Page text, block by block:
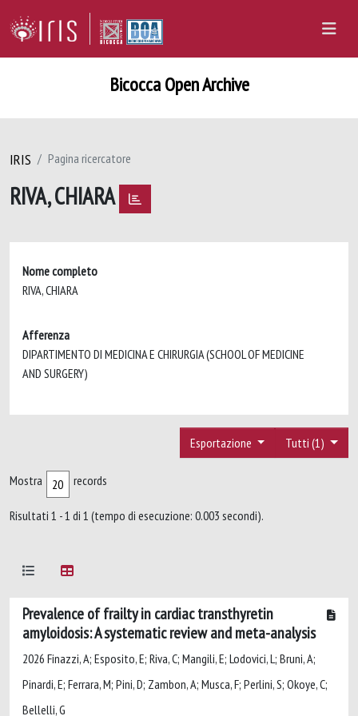
Bicocca Open Archive
IRIS Pagina ricercatore
RIVA, CHIARA
Nome completo
RIVA, CHIARA
Afferenza
DIPARTIMENTO DI MEDICINA E CHIRURGIA (SCHOOL OF MEDICINE
AND SURGERY)
Tutti (1)
Esportazione
Mostra records
Risultati 1 - 1 di 1 (tempo di esecuzione: 0.003 secondi).
Prevalence of frailty in cardiac transthyretin
amyloidosis: A systematic review and meta-analysis
2026 Finazzi, A; Esposito, E; Riva, C; Mangili, E; Lodovici, L; Bruni, A;
Pinardi, E; Ferrara, M; Pini, D; Zambon, A; Musca, F; Perlini, S; Okoye, C;
Bellelli, G